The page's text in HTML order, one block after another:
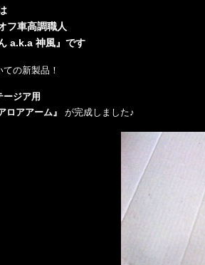
フ車高調職人
a.k.a 神風』です
の新製品！
ージア用
ロアアーム』
が完成しました♪